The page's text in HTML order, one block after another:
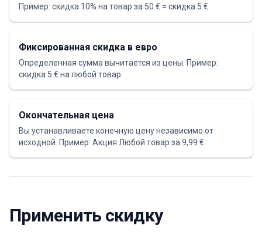
Пример: скидка 10% на товар за 50 € = скидка 5 €.
Фиксированная скидка в евро
Определенная сумма вычитается из цены. Пример:
скидка 5 € на любой товар.
Окончательная цена
Вы устанавливаете конечную цену независимо от
исходной. Пример: Акция Любой товар за 9,99 €.
Применить скидку